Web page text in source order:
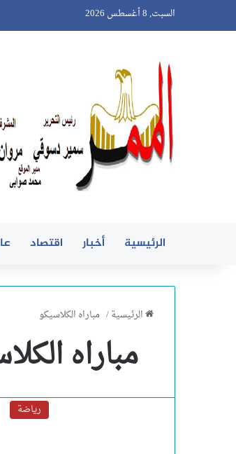
السبت, 8 أغسطس 2026
الرئيسية أخبار اقتصاد
الرئيسية/ مباراه الكلاسيكو
مباراه
رياضة